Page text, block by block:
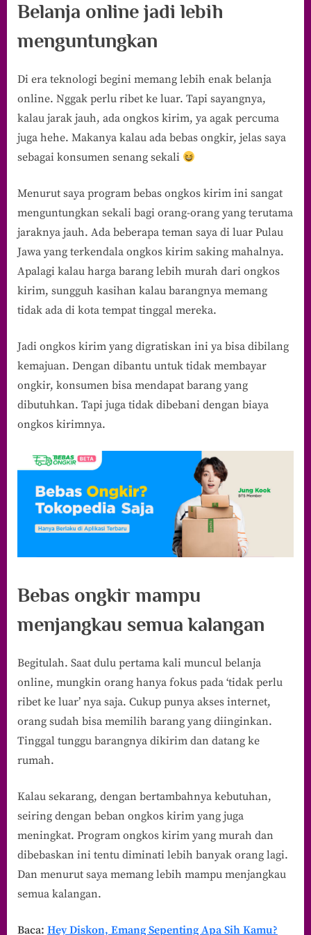
Belanja online jadi lebih
menguntungkan
Di era teknologi begini memang lebih enak belanja
online. Nggak perlu ribet ke luar. Tapi sayangnya,
kalau jarak jauh, ada ongkos kirim, ya agak percuma
juga hehe. Makanya kalau ada bebas ongkir, jelas saya
sebagai konsumen senang sekali
Menurut saya program bebas ongkos kirim ini sangat
menguntungkan sekali bagi orang-orang yang terutama
jaraknya jauh. Ada beberapa teman saya di luar Pulau
Jawa yang terkendala ongkos kirim saking mahalnya.
Apalagi kalau harga barang lebih murah dari ongkos
kirim, sungguh kasihan kalau barangnya memang
tidak ada di kota tempat tinggal mereka.
Jadi ongkos kirim yang digratiskan ini ya bisa dibilang
kemajuan. Dengan dibantu untuk tidak membayar
ongkir, konsumen bisa mendapat barang yang
dibutuhkan. Tapi juga tidak dibebani dengan biaya
ongkos kirimnya.
Bebas ongkir mampu
menjangkau semua kalangan
Begitulah. Saat dulu pertama kali muncul belanja
online, mungkin orang hanya fokus pada ‘tidak perlu
ribet ke luar’ nya saja. Cukup punya akses internet,
orang sudah bisa memilih barang yang diinginkan.
Tinggal tunggu barangnya dikirim dan datang ke
rumah.
Kalau sekarang, dengan bertambahnya kebutuhan,
seiring dengan beban ongkos kirim yang juga
meningkat. Program ongkos kirim yang murah dan
dibebaskan ini tentu diminati lebih banyak orang lagi.
Dan menurut saya memang lebih mampu menjangkau
semua kalangan.
Baca: Hey Diskon, Emang Sepenting Apa Sih Kamu?